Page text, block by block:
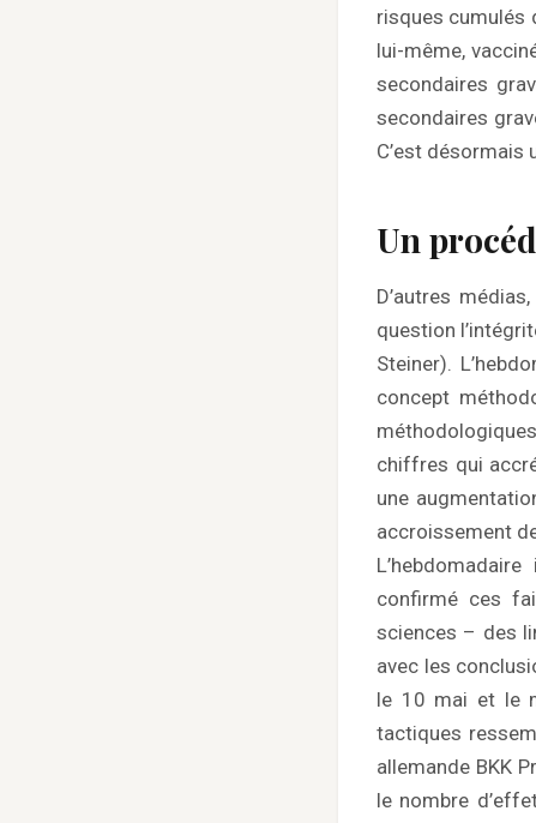
risques cumulés
lui-même,
secondaires
secondaires
C’est désormais
Un
D’autres
question
Steiner).
concept
chiffres qui
une
accroissement
confirmé ces
sciences – des
avec les
le 10 mai et le
tactiques
allemande BKK
le nombre